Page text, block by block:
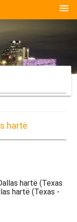
menu
hartë
hartë (Texas
hartë (Texas -